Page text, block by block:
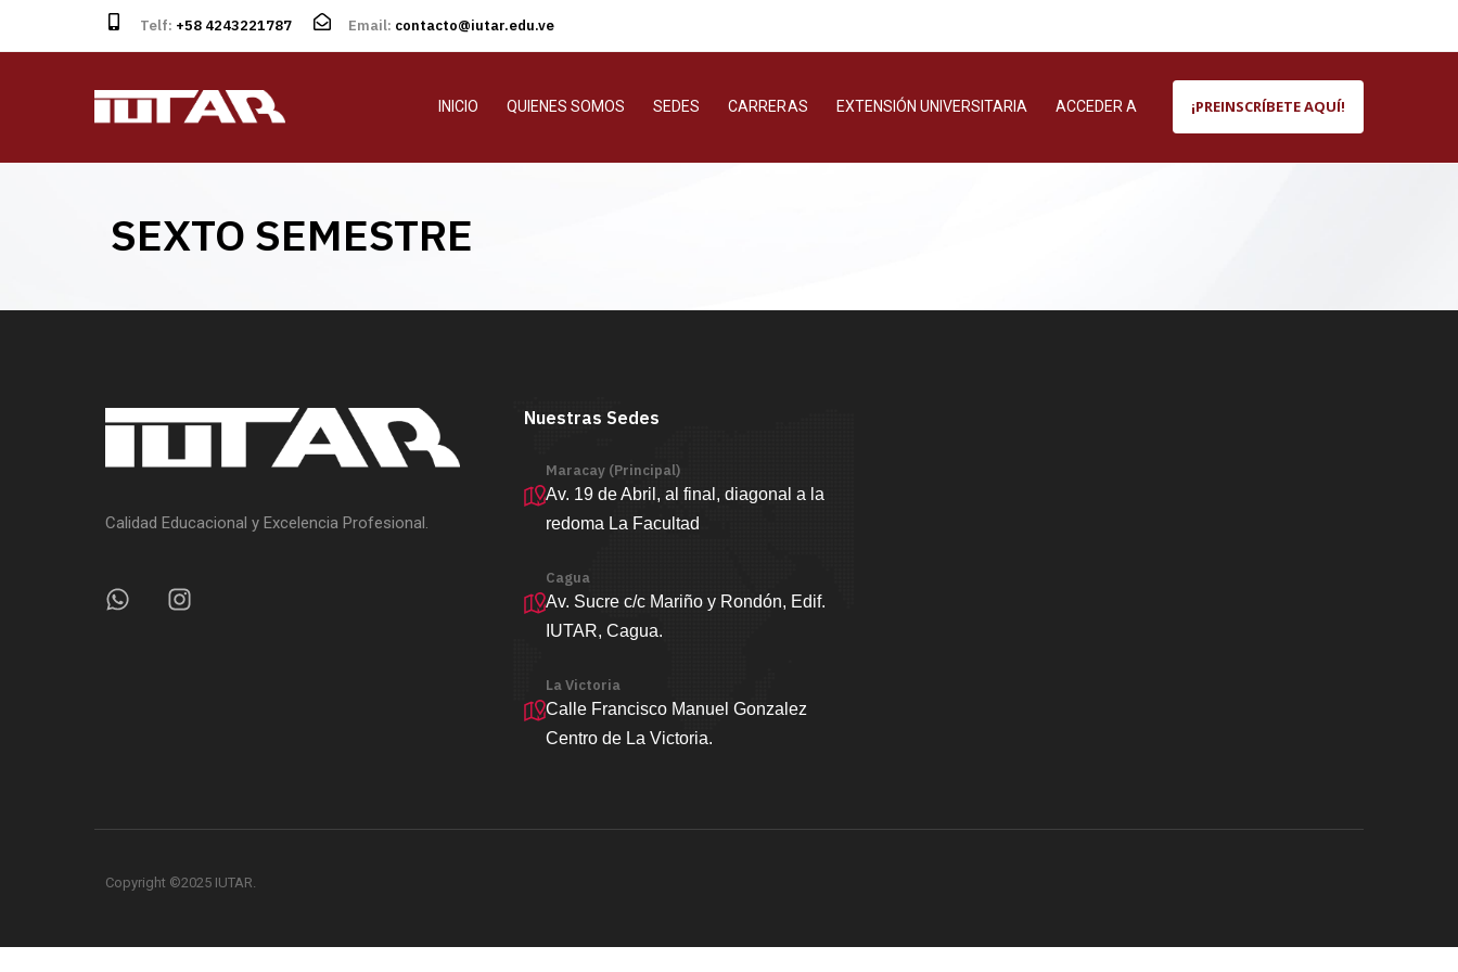
Telf: +58 4243221787 Email: contacto@iutar.edu.ve
INICIO QUIENES SOMOS SEDES CARRERAS EXTENSIÓN UNIVERSITARIA ACCEDER A ¡PREINSCRÍBETE AQUÍ!
SEXTO SEMESTRE
Calidad Educacional y Excelencia Profesional.
Nuestras Sedes
Maracay (Principal)
Av. 19 de Abril, al final, diagonal a la
redoma La Facultad
Cagua
Av. Sucre c/c Mariño y Rondón, Edif.
IUTAR, Cagua.
La Victoria
Calle Francisco Manuel Gonzalez
Centro de La Victoria.
Copyright ©2025 IUTAR.